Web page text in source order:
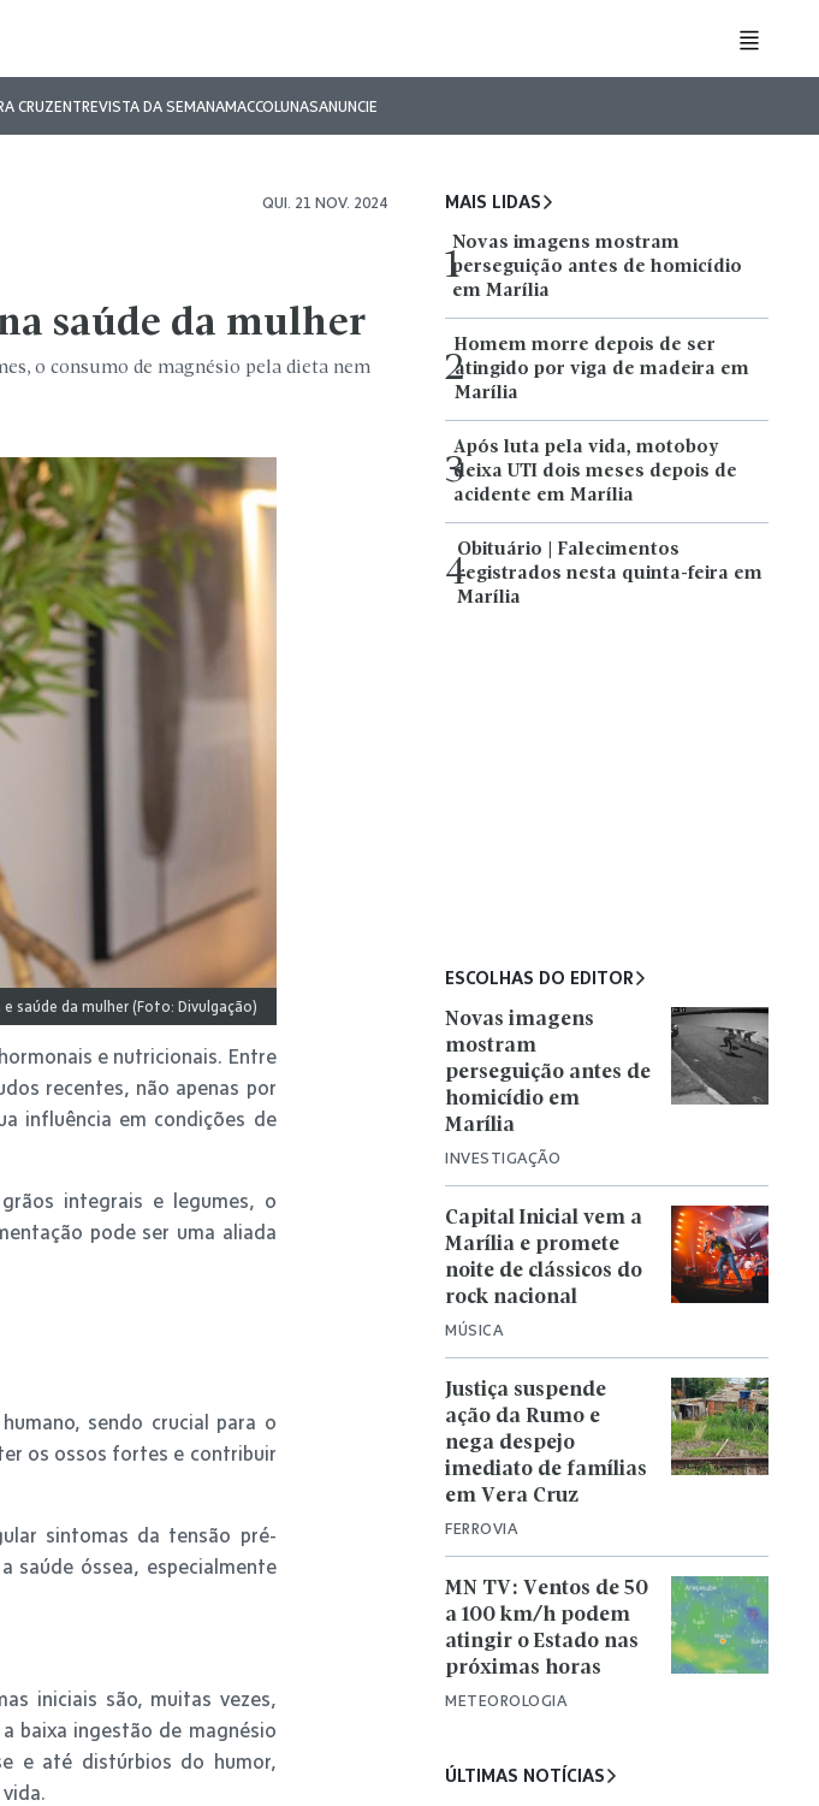
CRUZENTREVISTA DA SEMANAMACCOLUNASANUNCIE
QUI. 21 NOV. 2024
saúde da mulher
o consumo de magnésio pela dieta nem
saúde da mulher (Foto: Divulgação)
e nutricionais. Entre
recentes, não apenas por
influência em condições de
integrais e legumes, o
pode ser uma aliada
sendo crucial para o
os ossos fortes e contribuir
sintomas da tensão pré-
saúde óssea, especialmente
iniciais são, muitas vezes,
baixa ingestão de magnésio
e até distúrbios do humor,
MAIS LIDAS
1
Novas imagens mostram
perseguição antes de homicídio
em Marília
2
Homem morre depois de ser
atingido por viga de madeira em
Marília
3
Após luta pela vida, motoboy
deixa UTI dois meses depois de
acidente em Marília
4
Obituário | Falecimentos
registrados nesta quinta-feira em
Marília
ESCOLHAS DO EDITOR
INVESTIGAÇÃO
Novas imagens
mostram
perseguição antes de
homicídio em
Marília
MÚSICA
Capital Inicial vem a
Marília e promete
noite de clássicos do
rock nacional
FERROVIA
Justiça suspende
ação da Rumo e
nega despejo
imediato de famílias
em Vera Cruz
METEOROLOGIA
MN TV: Ventos de 50
a 100 km/h podem
atingir o Estado nas
próximas horas
ÚLTIMAS NOTÍCIAS